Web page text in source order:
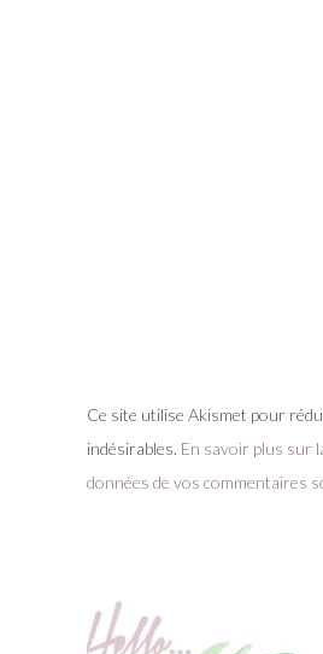
Ce site utilise Akismet pour
indésirables. En savoir plus sur
données de vos commentaires